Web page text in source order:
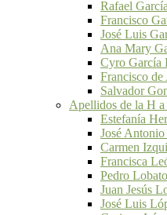
Rafael
Francisco
José Luis
Ana Mary
Cyro García
Francisco
Salvador
Apellidos de la H
Estefanía
José
Carmen
Francisca
Pedro
Juan Jesús
José Luis